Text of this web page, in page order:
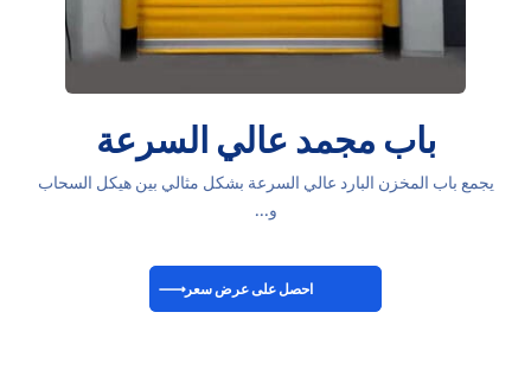
باب مجمد عالي السرعة
يجمع باب المخزن البارد عالي السرعة بشكل مثالي بين هيكل السحاب
و...
احصل على عرض سعر